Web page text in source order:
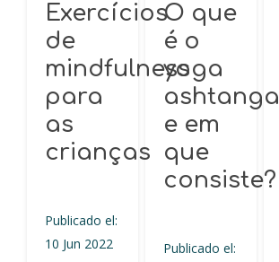
Exercícios
de
mindfulness
para
as
crianças
Publicado el:
10 Jun 2022
O que
é o
yoga
ashtanga
e em
que
consiste?
Publicado el: